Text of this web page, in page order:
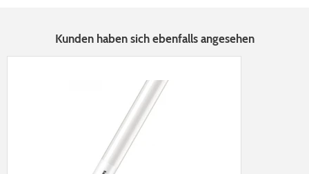
Kunden haben sich ebenfalls angesehen